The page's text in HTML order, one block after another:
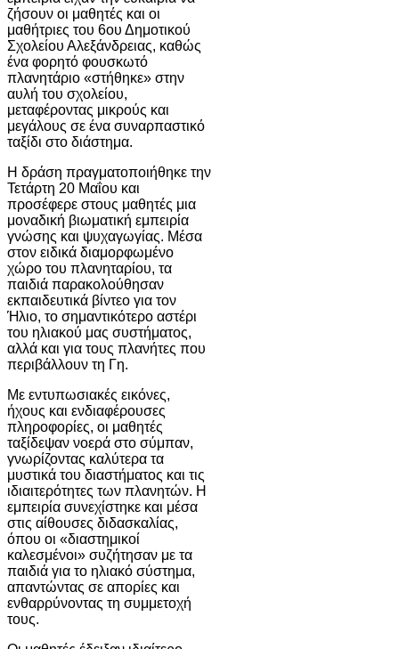
ζήσουν οι μαθητές και οι
μαθήτριες του 6ου Δημοτικού
Σχολείου Αλεξάνδρειας, καθώς
ένα φορητό φουσκωτό
πλανητάριο «στήθηκε» στην
αυλή του σχολείου,
μεταφέροντας μικρούς και
μεγάλους σε ένα συναρπαστικό
ταξίδι στο διάστημα.
Η δράση πραγματοποιήθηκε την
Τετάρτη 20 Μαΐου και
προσέφερε στους μαθητές μια
μοναδική βιωματική εμπειρία
γνώσης και ψυχαγωγίας. Μέσα
στον ειδικά διαμορφωμένο
χώρο του πλανηταρίου, τα
παιδιά παρακολούθησαν
εκπαιδευτικά βίντεο για τον
Ήλιο, το σημαντικότερο αστέρι
του ηλιακού μας συστήματος,
αλλά και για τους πλανήτες που
περιβάλλουν τη Γη.
Με εντυπωσιακές εικόνες,
ήχους και ενδιαφέρουσες
πληροφορίες, οι μαθητές
ταξίδεψαν νοερά στο σύμπαν,
γνωρίζοντας καλύτερα τα
μυστικά του διαστήματος και τις
ιδιαιτερότητες των πλανητών. Η
εμπειρία συνεχίστηκε και μέσα
στις αίθουσες διδασκαλίας,
όπου οι «διαστημικοί
καλεσμένοι» συζήτησαν με τα
παιδιά για το ηλιακό σύστημα,
απαντώντας σε απορίες και
ενθαρρύνοντας τη συμμετοχή
τους.